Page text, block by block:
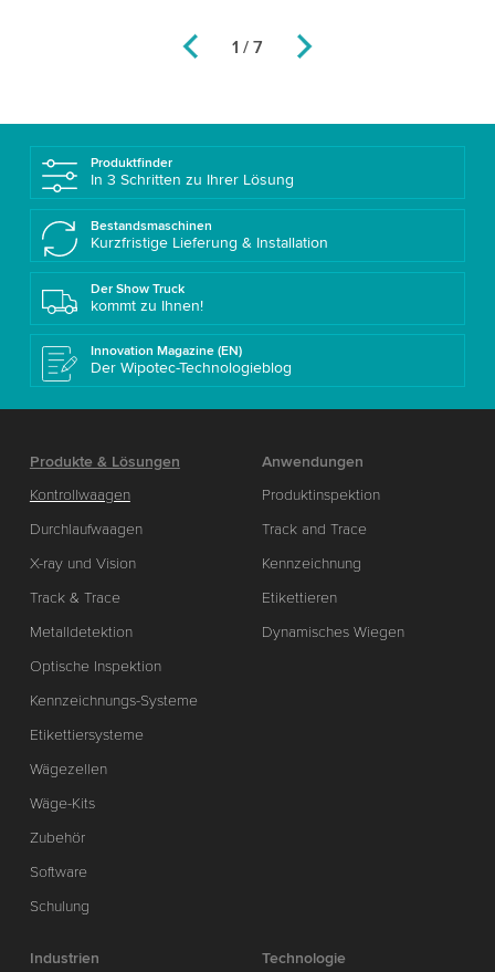
1 / 7
Produktfinder
In 3 Schritten zu Ihrer Lösung
Bestandsmaschinen
Kurzfristige Lieferung & Installation
Der Show Truck
kommt zu Ihnen!
Innovation Magazine (EN)
Der Wipotec-Technologieblog
Produkte & Lösungen
Kontrollwaagen
Durchlaufwaagen
X-ray und Vision
Track & Trace
Metalldetektion
Optische Inspektion
Kennzeichnungs-Systeme
Etikettiersysteme
Wägezellen
Wäge-Kits
Zubehör
Software
Schulung
Anwendungen
Produktinspektion
Track and Trace
Kennzeichnung
Etikettieren
Dynamisches Wiegen
Industrien
Technologie